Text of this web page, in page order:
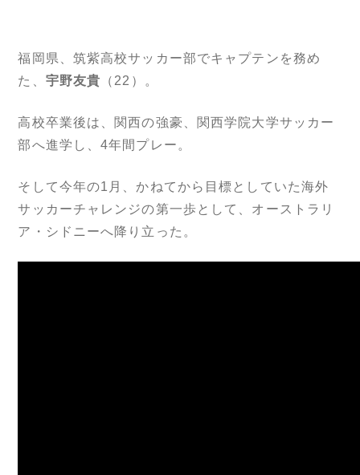
福岡県、筑紫高校サッカー部でキャプテンを務め
た、 宇野友貴 （22）。
高校卒業後は、関西の強豪、関西学院大学サッカー
部へ進学し、4年間プレー。
そして今年の1月、かねてから目標としていた海外
サッカーチャレンジの第一歩として、オーストラリ
ア・シドニーへ降り立った。